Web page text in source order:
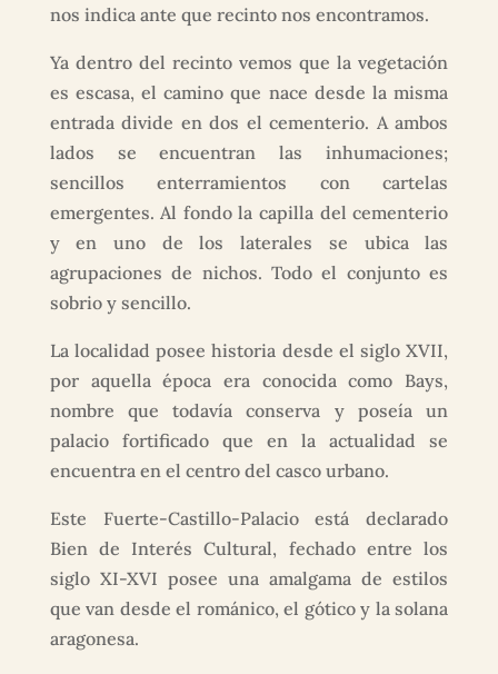
nos indica ante que recinto nos encontramos.
Ya dentro del recinto vemos que la vegetación
es escasa, el camino que nace desde la misma
entrada divide en dos el cementerio. A ambos
lados se encuentran las inhumaciones;
sencillos enterramientos con cartelas
emergentes. Al fondo la capilla del cementerio
y en uno de los laterales se ubica las
agrupaciones de nichos. Todo el conjunto es
sobrio y sencillo.
La localidad posee historia desde el siglo XVII,
por aquella época era conocida como Bays,
nombre que todavía conserva y poseía un
palacio fortificado que en la actualidad se
encuentra en el centro del casco urbano.
Este Fuerte-Castillo-Palacio está declarado
Bien de Interés Cultural, fechado entre los
siglo XI-XVI posee una amalgama de estilos
que van desde el románico, el gótico y la solana
aragonesa.